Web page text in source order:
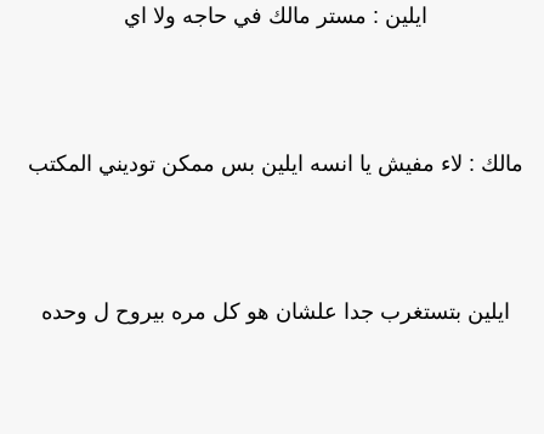
ايلين : مستر مالك في حاجه ولا اي
مالك : لاء مفيش يا انسه ايلين بس ممكن توديني المكتب
ايلين بتستغرب جدا علشان هو كل مره بيروح ل وحده